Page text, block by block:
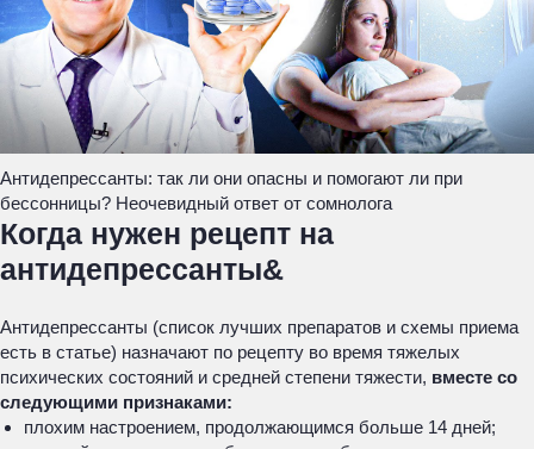
Антидепрессанты: так ли они опасны и помогают ли при
бессонницы? Неочевидный ответ от сомнолога
Когда нужен рецепт на
антидепрессанты&
Антидепрессанты (список лучших препаратов и схемы приема
есть в статье) назначают по рецепту во время тяжелых
психических состояний и средней степени тяжести, вместе со
следующими признаками:
плохим настроением, продолжающимся больше 14 дней;